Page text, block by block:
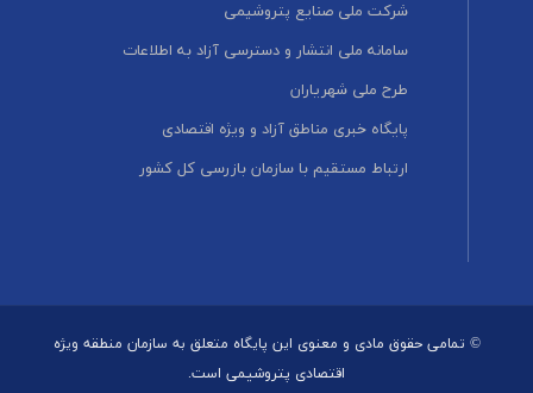
شرکت ملی صنایع پتروشیمی
سامانه ملی انتشار و دسترسی آزاد به اطلاعات
طرح ملی شهریاران
پایگاه خبری مناطق آزاد و ویژه اقتصادی
ارتباط مستقیم با سازمان بازرسی کل کشور
© تمامی حقوق مادی و معنوی این پایگاه متعلق به سازمان منطقه ویژه
اقتصادی پتروشیمی است.